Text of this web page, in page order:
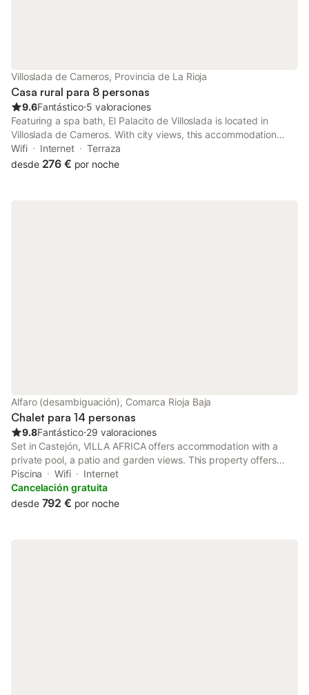
Villoslada de Cameros, Provincia de La Rioja
Casa rural para 8 personas
9.6Fantástico⋅5 valoraciones
Featuring a spa bath, El Palacito de Villoslada is located in
Villoslada de Cameros. With city views, this accommodation
provides a patio. Providing free WiFi throughout the property,
the non-smoking chalet has a hot tub.
Wifi Internet
Terraza
desde 276 € por noche
Alfaro (desambiguación), Comarca Rioja Baja
Chalet para 14 personas
9.8Fantástico⋅29 valoraciones
Set in Castejón, VILLA AFRICA offers accommodation with a
private pool, a patio and garden views. This property offers
access to a balcony, table tennis, free private parking and free
WiFi.
Piscina Wifi
Internet
Cancelación gratuita
desde 792 € por noche